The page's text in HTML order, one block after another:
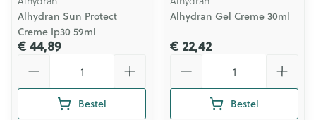
Alhydran Sun Protect
Creme Ip30 59ml
€ 44,89
Bestel
Alhydran Gel Creme 30ml
€ 22,42
Bestel